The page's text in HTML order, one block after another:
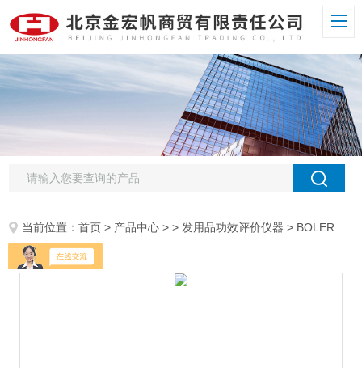
当前位置：首页 > 产品中心 > >发用品功效评价仪器 > BOLERO SHUFFLE发束蓬松度测试系统